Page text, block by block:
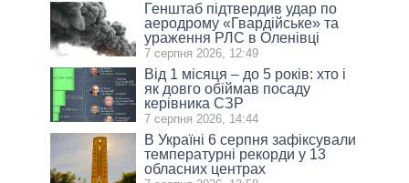
Генштаб підтвердив удар по
аеродрому «Гвардійське» та
ураження РЛС в Оленівці
7 серпня 2026, 12:49
Від 1 місяця – до 5 років: хто і
як довго обіймав посаду
керівника СЗР
7 серпня 2026, 14:44
В Україні 6 серпня зафіксували
температурні рекорди у 13
обласних центрах